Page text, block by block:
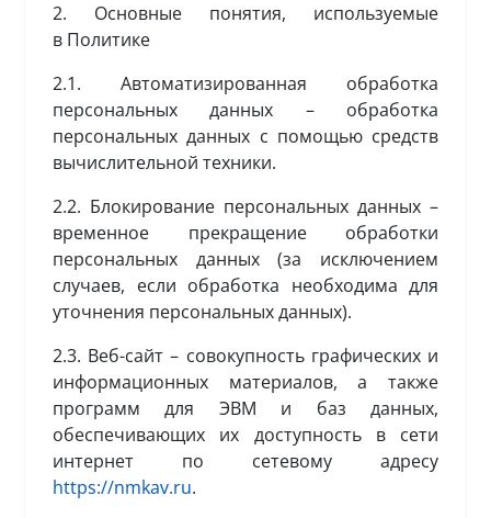
2. Основные понятия, используемые
в Политике
2.1. Автоматизированная обработка
персональных данных – обработка
персональных данных с помощью средств
вычислительной техники.
2.2. Блокирование персональных данных –
временное прекращение обработки
персональных данных (за исключением
случаев, если обработка необходима для
уточнения персональных данных).
2.3. Веб-сайт – совокупность графических и
информационных материалов, а также
программ для ЭВМ и баз данных,
обеспечивающих их доступность в сети
интернет по сетевому адресу
https://nmkav.ru.